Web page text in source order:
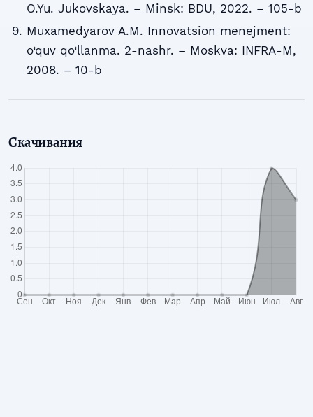
O.Yu. Jukovskaya. – Minsk: BDU, 2022. – 105-b
Muxamedyarov A.M. Innovatsion menejment:
o‘quv qo‘llanma. 2-nashr. – Moskva: INFRA-M,
2008. – 10-b
Скачивания